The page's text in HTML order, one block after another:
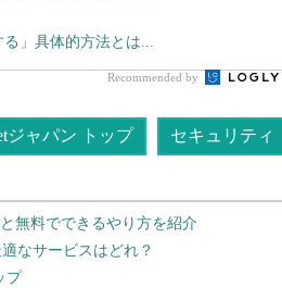
」具体的方法とは...
Recommended by
ジャパン トップ セキュリティ
無料でできるやり方を紹介
なサービスはどれ？
プ